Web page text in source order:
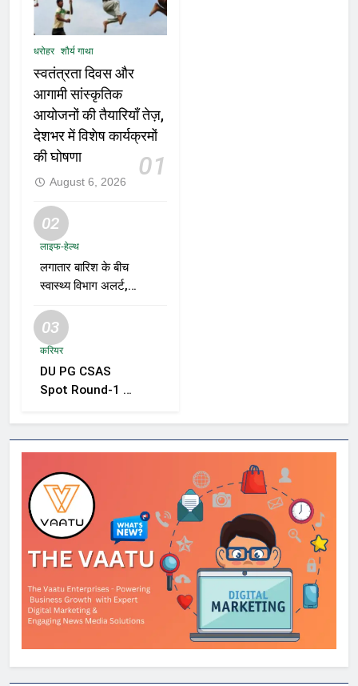
धरोहर शौर्य गाथा
स्वतंत्रता दिवस और
आगामी सांस्कृतिक
आयोजनों की तैयारियाँ तेज़,
देशभर में विशेष कार्यक्रमों
की घोषणा
01
August 6, 2026
02
लाइफ-हेल्थ
लगातार बारिश के बीच
स्वास्थ्य विभाग अलर्ट,
वायरल बुखार की
रोकथाम के लिए राज्यों
निर्देश
03
करियर
DU PG CSAS
Spot Round-1 की
को आवेदन और सीट
स्वीकार करने के लिए